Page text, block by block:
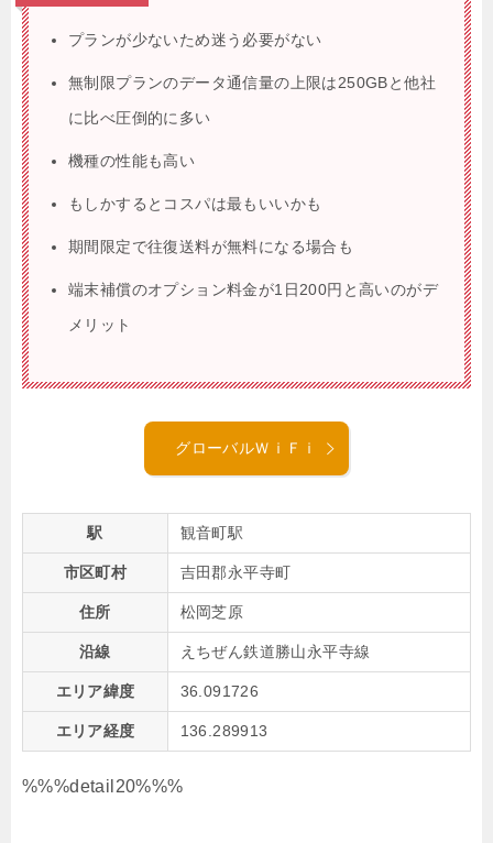
プランが少ないため迷う必要がない
無制限プランのデータ通信量の上限は250GBと他社
に比べ圧倒的に多い
機種の性能も高い
もしかするとコスパは最もいいかも
期間限定で往復送料が無料になる場合も
端末補償のオプション料金が1日200円と高いのがデ
メリット
グローバルＷｉＦｉ
駅 観音町駅
市区町村 吉田郡永平寺町
住所 松岡芝原
沿線 えちぜん鉄道勝山永平寺線
エリア緯度 36.091726
エリア経度 136.289913
%%%detail20%%%